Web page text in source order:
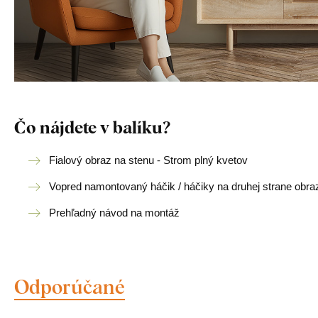
Čo nájdete v balíku?
Fialový obraz na stenu - Strom plný kvetov
Vopred namontovaný háčik / háčiky na druhej strane
Prehľadný návod na montáž
Odporúčané